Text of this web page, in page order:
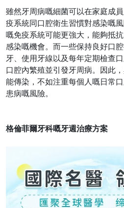
雖然牙周病嘅細菌可以在家庭成
疫系統同口腔衛生習慣對感染嘅
嘅免疫系統可能更強大，能夠抵
感染嘅機會。而一些保持良好口
牙、使用牙線以及每年定期檢查
口腔內繁殖並引發牙周病。因此
能傳染，不如注重每個人嘅日常
患病嘅風險。
格倫菲爾牙科嘅牙週治療方案